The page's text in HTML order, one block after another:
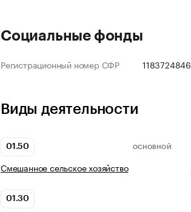
Социальные фонды
Регистрационный номер СФР 1183724846
Виды деятельности
01.50 ОСНОВНОЙ
Смешанное сельское хозяйство
01.30